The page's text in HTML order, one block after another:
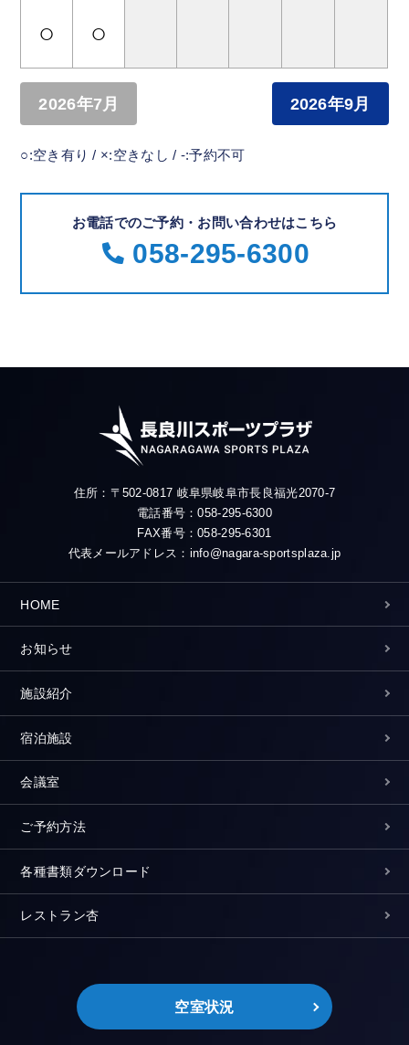
○ ○
2026年7月 2026年9月
○:空き有り / ×:空きなし / -:予約不可
お電話でのご予約・お問い合わせはこちら
058-295-6300
住所：〒502-0817 岐阜県岐阜市長良福光2070-7
電話番号：058-295-6300
FAX番号：058-295-6301
代表メールアドレス：info@nagara-sportsplaza.jp
HOME
お知らせ
施設紹介
宿泊施設
会議室
ご予約方法
各種書類ダウンロード
レストラン杏
空室状況